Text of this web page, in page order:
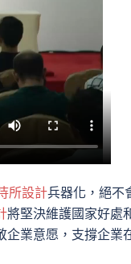
所設計兵器化，絕不
將堅決維護國家好處
企業意愿，支撐企業